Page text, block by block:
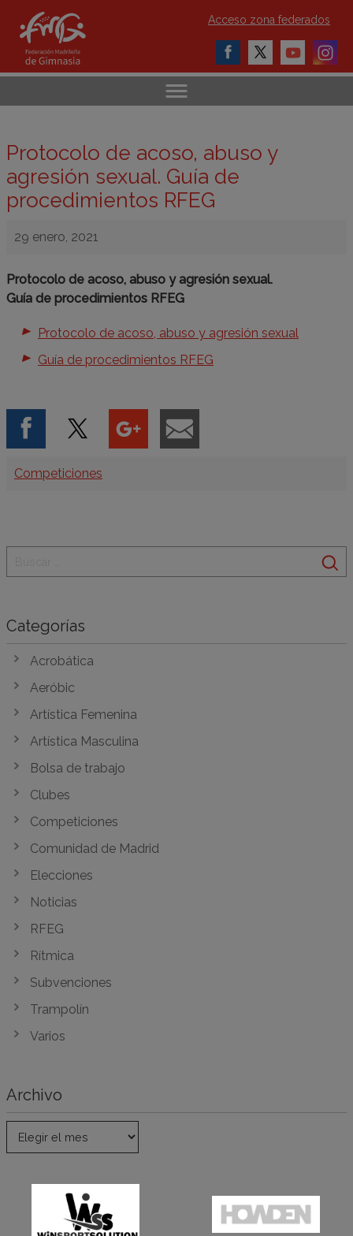
Acceso zona federados
Protocolo de acoso, abuso y
agresión sexual. Guía de
procedimientos RFEG
29 enero, 2021
Protocolo de acoso, abuso y agresión sexual.
Guía de procedimientos RFEG
Protocolo de acoso, abuso y agresión sexual
Guía de procedimientos RFEG
Categorías
Competiciones
Categorías
Acrobática
Aeróbic
Artística Femenina
Artística Masculina
Bolsa de trabajo
Clubes
Competiciones
Comunidad de Madrid
Elecciones
Noticias
RFEG
Rítmica
Subvenciones
Trampolín
Varios
Archivo